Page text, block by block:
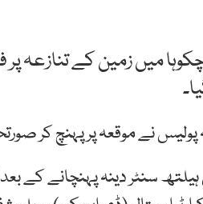
میں زمین کے تنازعہ
پولیس نے موقعہ پر پہنچ کر
سنٹر دینہ پہنچانے کے